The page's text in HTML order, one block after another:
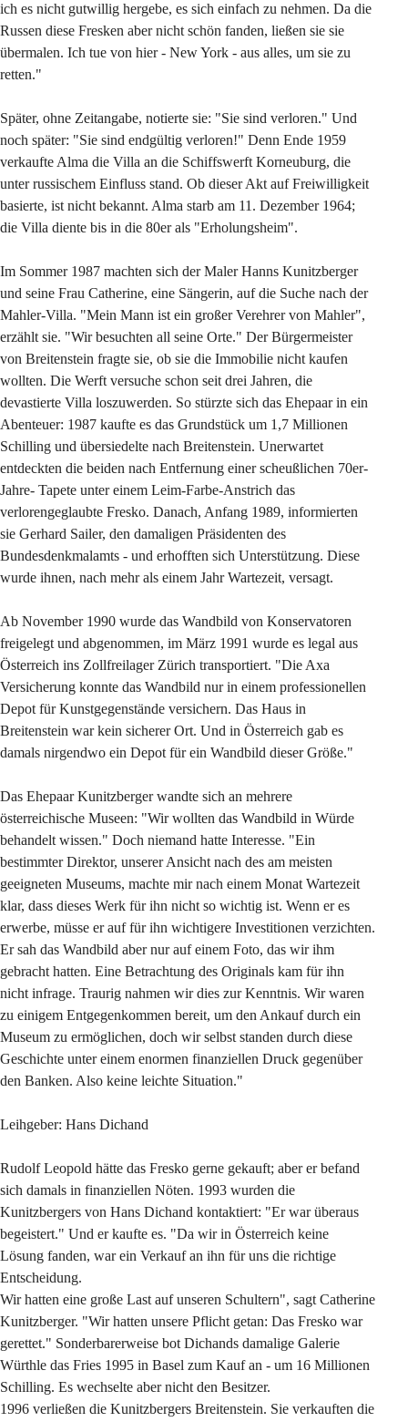
ich es nicht gutwillig hergebe, es sich einfach zu nehmen. Da die
Russen diese Fresken aber nicht schön fanden, ließen sie sie
übermalen. Ich tue von hier - New York - aus alles, um sie zu
retten."
Später, ohne Zeitangabe, notierte sie: "Sie sind verloren." Und
noch später: "Sie sind endgültig verloren!" Denn Ende 1959
verkaufte Alma die Villa an die Schiffswerft Korneuburg, die
unter russischem Einfluss stand. Ob dieser Akt auf Freiwilligkeit
basierte, ist nicht bekannt. Alma starb am 11. Dezember 1964;
die Villa diente bis in die 80er als "Erholungsheim".
Im Sommer 1987 machten sich der Maler Hanns Kunitzberger
und seine Frau Catherine, eine Sängerin, auf die Suche nach der
Mahler-Villa. "Mein Mann ist ein großer Verehrer von Mahler",
erzählt sie. "Wir besuchten all seine Orte." Der Bürgermeister
von Breitenstein fragte sie, ob sie die Immobilie nicht kaufen
wollten. Die Werft versuche schon seit drei Jahren, die
devastierte Villa loszuwerden. So stürzte sich das Ehepaar in ein
Abenteuer: 1987 kaufte es das Grundstück um 1,7 Millionen
Schilling und übersiedelte nach Breitenstein. Unerwartet
entdeckten die beiden nach Entfernung einer scheußlichen 70er-
Jahre- Tapete unter einem Leim-Farbe-Anstrich das
verlorengeglaubte Fresko. Danach, Anfang 1989, informierten
sie Gerhard Sailer, den damaligen Präsidenten des
Bundesdenkmalamts - und erhofften sich Unterstützung. Diese
wurde ihnen, nach mehr als einem Jahr Wartezeit, versagt.
Ab November 1990 wurde das Wandbild von Konservatoren
freigelegt und abgenommen, im März 1991 wurde es legal aus
Österreich ins Zollfreilager Zürich transportiert. "Die Axa
Versicherung konnte das Wandbild nur in einem professionellen
Depot für Kunstgegenstände versichern. Das Haus in
Breitenstein war kein sicherer Ort. Und in Österreich gab es
damals nirgendwo ein Depot für ein Wandbild dieser Größe."
Das Ehepaar Kunitzberger wandte sich an mehrere
österreichische Museen: "Wir wollten das Wandbild in Würde
behandelt wissen." Doch niemand hatte Interesse. "Ein
bestimmter Direktor, unserer Ansicht nach des am meisten
geeigneten Museums, machte mir nach einem Monat Wartezeit
klar, dass dieses Werk für ihn nicht so wichtig ist. Wenn er es
erwerbe, müsse er auf für ihn wichtigere Investitionen verzichten.
Er sah das Wandbild aber nur auf einem Foto, das wir ihm
gebracht hatten. Eine Betrachtung des Originals kam für ihn
nicht infrage. Traurig nahmen wir dies zur Kenntnis. Wir waren
zu einigem Entgegenkommen bereit, um den Ankauf durch ein
Museum zu ermöglichen, doch wir selbst standen durch diese
Geschichte unter einem enormen finanziellen Druck gegenüber
den Banken. Also keine leichte Situation."
Leihgeber: Hans Dichand
Rudolf Leopold hätte das Fresko gerne gekauft; aber er befand
sich damals in finanziellen Nöten. 1993 wurden die
Kunitzbergers von Hans Dichand kontaktiert: "Er war überaus
begeistert." Und er kaufte es. "Da wir in Österreich keine
Lösung fanden, war ein Verkauf an ihn für uns die richtige
Entscheidung.
Wir hatten eine große Last auf unseren Schultern", sagt Catherine
Kunitzberger. "Wir hatten unsere Pflicht getan: Das Fresko war
gerettet." Sonderbarerweise bot Dichands damalige Galerie
Würthle das Fries 1995 in Basel zum Kauf an - um 16 Millionen
Schilling. Es wechselte aber nicht den Besitzer.
1996 verließen die Kunitzbergers Breitenstein. Sie verkauften die